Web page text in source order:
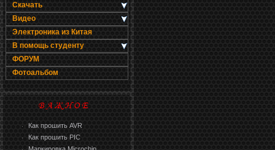
Скачать
Видео
Электроника из Китая
В помощь студенту
ФОРУМ
Фотоальбом
· Как прошить AVR
· Как прошить PIC